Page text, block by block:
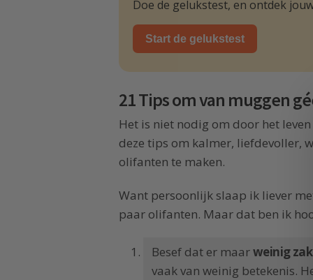
Doe de gelukstest, en ontdek
Start de gelukstest
21 Tips om van muggen
Het is niet nodig om door het
deze tips om kalmer, liefdevoller,
olifanten te maken.
Want persoonlijk slaap ik liever
paar olifanten. Maar dat ben ik
Besef dat er maarweinig
vaak van weinig betekenis.